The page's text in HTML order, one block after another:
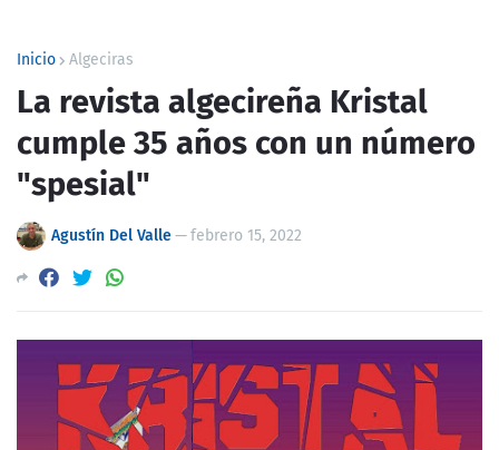
Inicio Algeciras
La revista algecireña Kristal
cumple 35 años con un número
"spesial"
Agustín Del Valle—febrero 15, 2022